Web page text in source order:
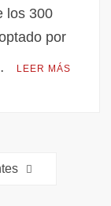
los 300
por
LEER MÁS